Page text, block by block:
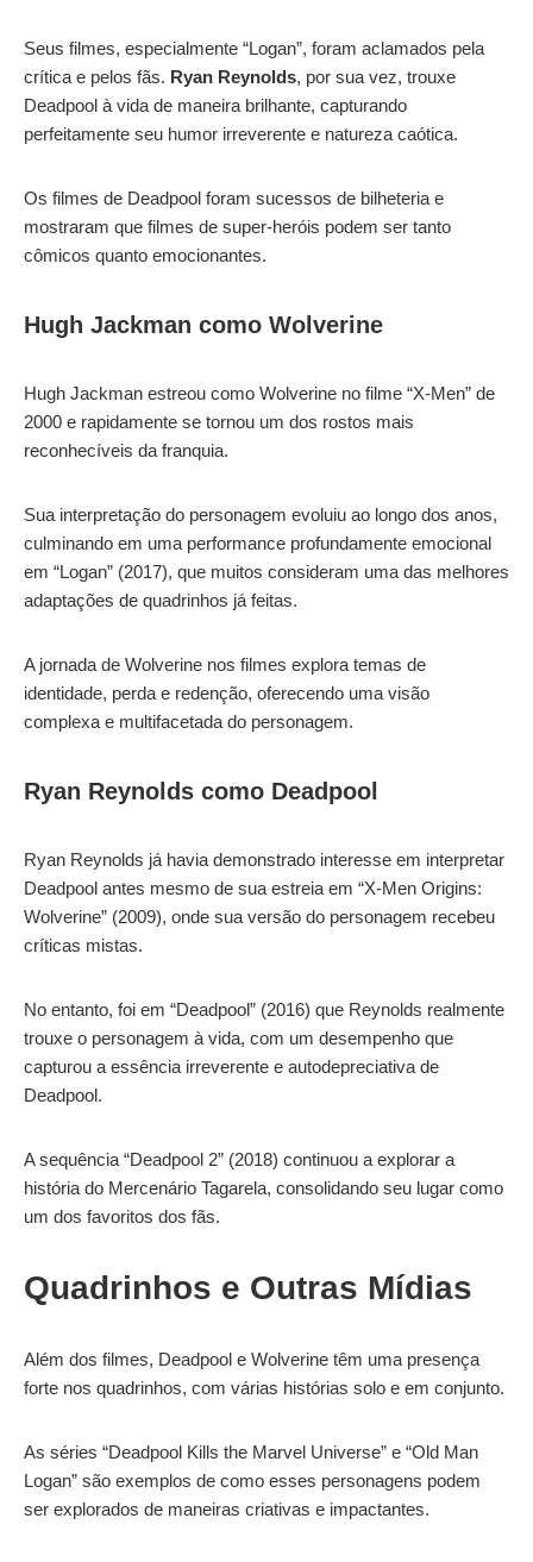
Seus filmes, especialmente “Logan”, foram aclamados pela
crítica e pelos fãs. Ryan Reynolds, por sua vez, trouxe
Deadpool à vida de maneira brilhante, capturando
perfeitamente seu humor irreverente e natureza caótica.
Os filmes de Deadpool foram sucessos de bilheteria e
mostraram que filmes de super-heróis podem ser tanto
cômicos quanto emocionantes.
Hugh Jackman como Wolverine
Hugh Jackman estreou como Wolverine no filme “X-Men” de
2000 e rapidamente se tornou um dos rostos mais
reconhecíveis da franquia.
Sua interpretação do personagem evoluiu ao longo dos anos,
culminando em uma performance profundamente emocional
em “Logan” (2017), que muitos consideram uma das melhores
adaptações de quadrinhos já feitas.
A jornada de Wolverine nos filmes explora temas de
identidade, perda e redenção, oferecendo uma visão
complexa e multifacetada do personagem.
Ryan Reynolds como Deadpool
Ryan Reynolds já havia demonstrado interesse em interpretar
Deadpool antes mesmo de sua estreia em “X-Men Origins:
Wolverine” (2009), onde sua versão do personagem recebeu
críticas mistas.
No entanto, foi em “Deadpool” (2016) que Reynolds realmente
trouxe o personagem à vida, com um desempenho que
capturou a essência irreverente e autodepreciativa de
Deadpool.
A sequência “Deadpool 2” (2018) continuou a explorar a
história do Mercenário Tagarela, consolidando seu lugar como
um dos favoritos dos fãs.
Quadrinhos e Outras Mídias
Além dos filmes, Deadpool e Wolverine têm uma presença
forte nos quadrinhos, com várias histórias solo e em conjunto.
As séries “Deadpool Kills the Marvel Universe” e “Old Man
Logan” são exemplos de como esses personagens podem
ser explorados de maneiras criativas e impactantes.